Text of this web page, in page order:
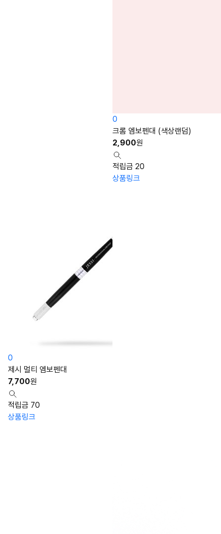
0
크롬 엠보펜대 (색상랜덤)
2,900원
적립금 20
상품링크
0
제시 멀티 엠보펜대
7,700원
적립금 70
상품링크